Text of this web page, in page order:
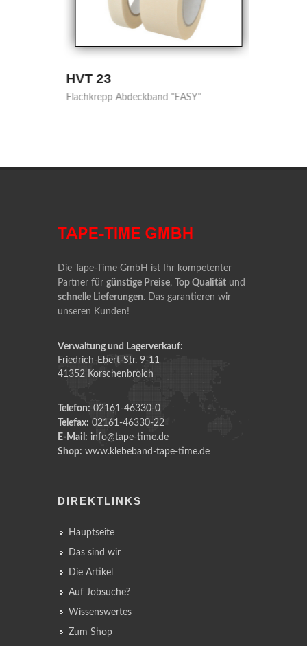
HVT 23
Flachkrepp Abdeckband "EASY"
Die Tape-Time GmbH ist Ihr kompetenter
Partner für günstige Preise, Top Qualität und
schnelle Lieferungen. Das garantieren wir
unseren Kunden!
Verwaltung und Lagerverkauf:
Friedrich-Ebert-Str. 9-11
41352 Korschenbroich
Telefon: 02161-46330-0
Telefax: 02161-46330-22
E-Mail: info@tape-time.de
Shop: www.klebeband-tape-time.de
DIREKTLINKS
Hauptseite
Das sind wir
Die Artikel
Auf Jobsuche?
Wissenswertes
Zum Shop